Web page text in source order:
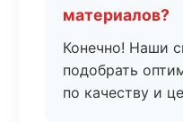
материалов?
Конечно! Наши
подобрать
по качеству и